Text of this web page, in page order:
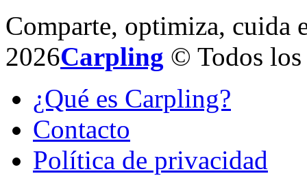
Comparte, optimiza, cuida
2026Carpling © Todos los
¿Qué es Carpling?
Contacto
Política de privacidad